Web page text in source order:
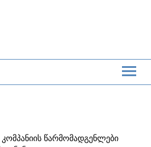
კომპანიის წარმომადგენლები